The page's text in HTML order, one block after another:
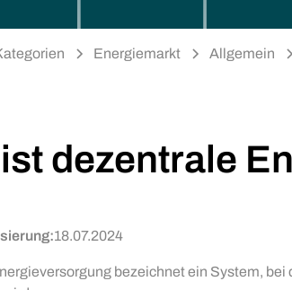
Energiemarkt Allgemein
dezentrale
18.07.2024
bezeichnet ein System,